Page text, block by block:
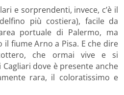
e sorprendenti, invece, c’è il
più costiera), facile da
portuale di Palermo, ma
fiume Arno a Pisa. E che dire
che ormai vive e si
dove è presente anche
rara, il coloratissimo e